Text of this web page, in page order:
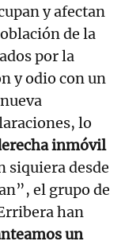
y afectan
de la
por la
y odio con un
lo
inmóvil
siquiera desde
el grupo de
han
un